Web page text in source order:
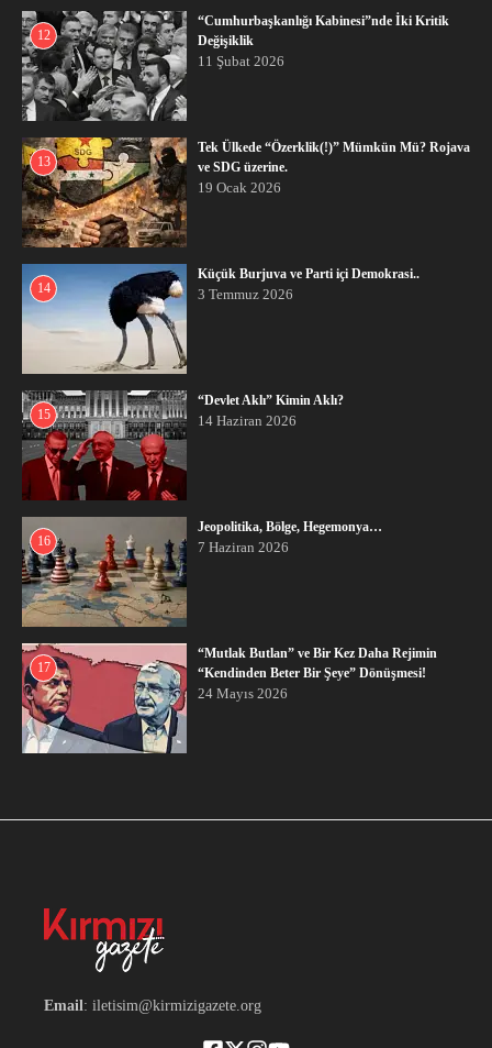
12
“Cumhurbaşkanlığı Kabinesi”nde İki Kritik
Değişiklik
11 Şubat 2026
13
Tek Ülkede “Özerklik(!)” Mümkün Mü? Rojava
ve SDG üzerine.
19 Ocak 2026
14
Küçük Burjuva ve Parti içi Demokrasi..
3 Temmuz 2026
15
“Devlet Aklı” Kimin Aklı?
14 Haziran 2026
16
Jeopolitika, Bölge, Hegemonya…
7 Haziran 2026
17
“Mutlak Butlan” ve Bir Kez Daha Rejimin
“Kendinden Beter Bir Şeye” Dönüşmesi!
24 Mayıs 2026
Email : iletisim@kirmizigazete.org